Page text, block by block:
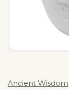
Ancient Wisdom